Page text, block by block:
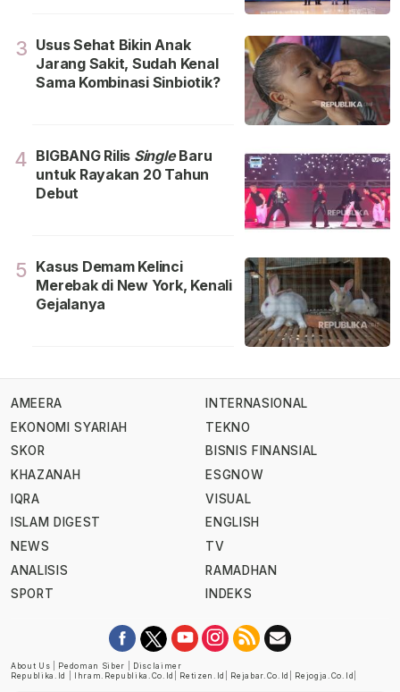
3 Usus Sehat Bikin Anak
Jarang Sakit, Sudah Kenal
Sama Kombinasi Sinbiotik?
4 BIGBANG Rilis SingleBaru
untuk Rayakan 20 Tahun
Debut
5 Kasus Demam Kelinci
Merebak di New York, Kenali
Gejalanya
AMEERA
EKONOMI SYARIAH
SKOR
KHAZANAH
IQRA
ISLAM DIGEST
NEWS
ANALISIS
SPORT
INTERNASIONAL
TEKNO
BISNIS FINANSIAL
ESGNOW
VISUAL
ENGLISH
TV
RAMADHAN
INDEKS
About Us Pedoman Siber
Disclaimer
Republika.id
Ihram.republika.co.id Retizen.id Rejabar.co.id Rejogja.co.id